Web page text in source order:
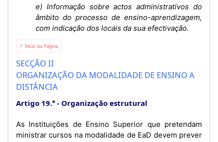
e) Informação sobre actos administrativos do
âmbito do processo de ensino-aprendizagem,
com indicação dos locais da sua efectivação.
⇡ Início da Página
SECÇÃO II
ORGANIZAÇÃO DA MODALIDADE DE ENSINO A
DISTÂNCIA
Artigo 19.° Organização estrutural
As Instituições de Ensino Superior que pretendam
ministrar cursos na modalidade de EaD devem prever